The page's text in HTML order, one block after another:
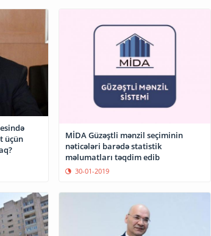
üçün
MİDA Güzəştli mənzil seçiminin
nəticələri barədə statistik
məlumatları təqdim edib
30-01-2019